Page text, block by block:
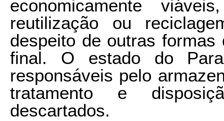
economicamente
reutilização ou
despeito de outras
final. O estado do
responsáveis pelo
tratamento e
descartados.